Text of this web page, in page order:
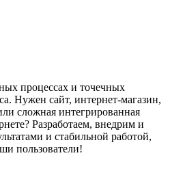
процессах и точечных
Нужен сайт, интернет-магазин,
сложная интегрированная
Разработаем, внедрим и
и стабильной работой,
пользователи!